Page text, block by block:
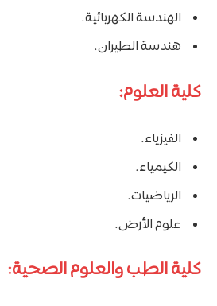
الهندسة الكهربائية.
هندسة الطيران.
كلية العلوم:
الفيزياء.
الكيمياء.
الرياضيات.
علوم الأرض.
كلية الطب والعلوم الصحية: